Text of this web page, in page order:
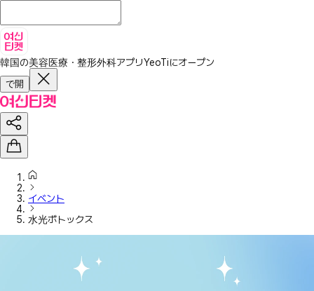
韓国の美容医療・整形外科アプリYeoTiにオープン
で開
イベント
水光ボトックス